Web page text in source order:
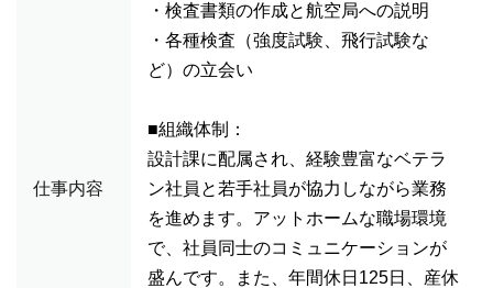
仕事内容
・検査書類の作成と航空局への説明
・各種検査（強度試験、飛行試験な
ど）の立会い
■組織体制：
設計課に配属され、経験豊富なベテラ
ン社員と若手社員が協力しながら業務
を進めます。アットホームな職場環境
で、社員同士のコミュニケーションが
盛んです。また、年間休日125日、産休